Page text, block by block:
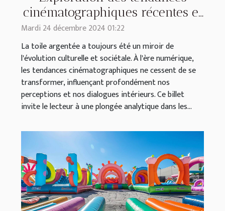
cinématographiques récentes et
leur impact culturel
Mardi 24 décembre 2024 01:22
La toile argentée a toujours été un miroir de
l'évolution culturelle et sociétale. À l'ère numérique,
les tendances cinématographiques ne cessent de se
transformer, influençant profondément nos
perceptions et nos dialogues intérieurs. Ce billet
invite le lecteur à une plongée analytique dans les...